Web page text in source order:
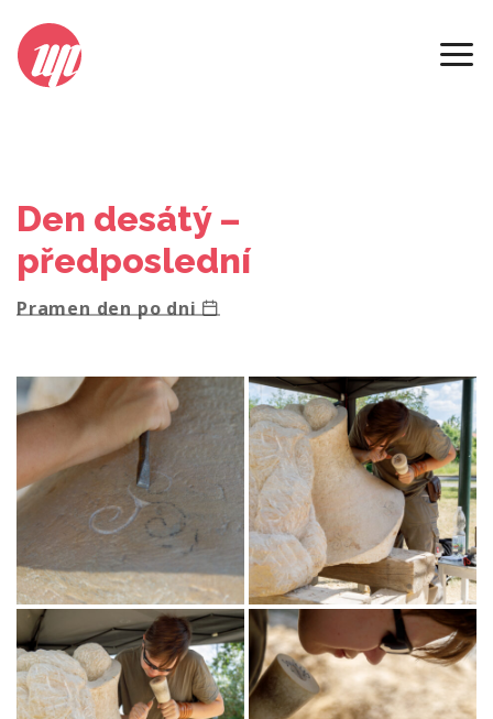
Den desátý –
předposlední
Pramen den po dni